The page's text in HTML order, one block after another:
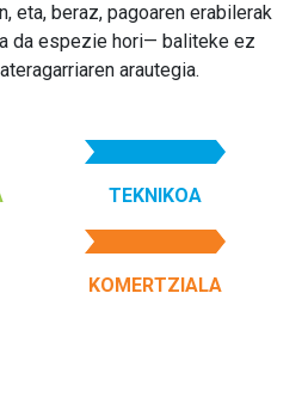
eta, beraz, pagoaren erabilerak
da espezie hori— baliteke ez
arautegia.
TEKNIKOA
KOMERTZIALA